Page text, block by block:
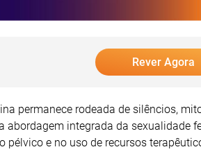
Rever Agora
permanece rodeada de silêncios,
abordagem integrada da sexualidade
e no uso de recursos